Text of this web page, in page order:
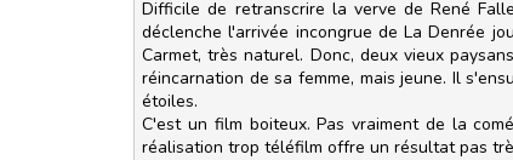
Difficile de retranscrire la verve de René
déclenche l'arrivée incongrue de La Denrée
Carmet, très naturel. Donc, deux vieux
réincarnation de sa femme, mais jeune. Il
étoiles.
C'est un film boiteux. Pas vraiment de la
réalisation trop téléfilm offre un résultat pas